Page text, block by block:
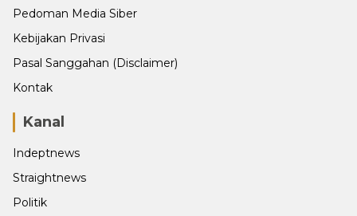
Pedoman Media Siber
Kebijakan Privasi
Pasal Sanggahan (Disclaimer)
Kontak
Kanal
Indeptnews
Straightnews
Politik